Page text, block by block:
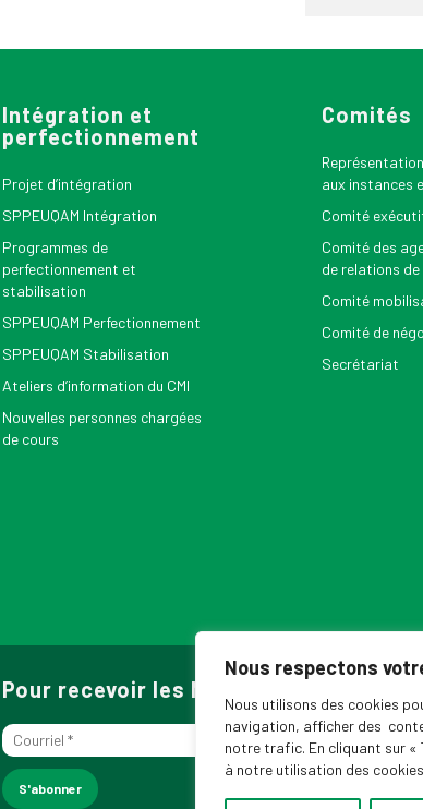
Nous respectons
Nous utilisons des cookies
navigation, afficher des
notre trafic. En cliquant sur
à notre utilisation des
Intégration et
perfectionnement
Projet d’intégration
SPPEUQAM Intégration
Programmes de
perfectionnement et
stabilisation
SPPEUQAM Perfectionnement
SPPEUQAM Stabilisation
Ateliers d’information du CMI
Nouvelles personnes chargées
de cours
Comités
aux instances
Comité
Comité des
de relations
Comité
Comité de
Secrétariat
Pour recevoir les Nouvelles du